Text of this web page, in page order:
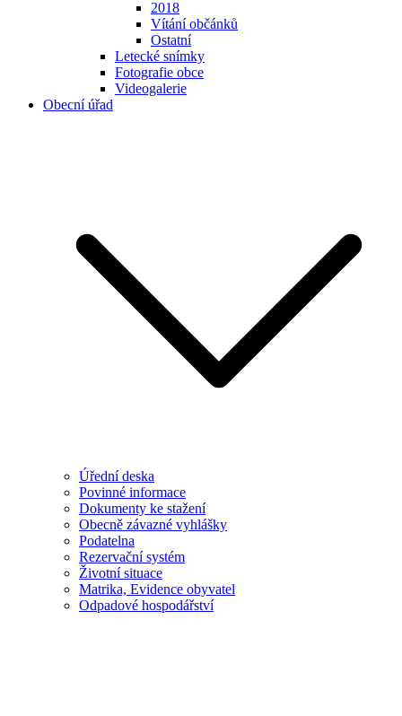
2018
Vítání občánků
Ostatní
Letecké snímky
Fotografie obce
Videogalerie
Obecní úřad
Úřední deska
Povinné informace
Dokumenty ke stažení
Obecně závazné vyhlášky
Podatelna
Rezervační systém
Životní situace
Matrika, Evidence obyvatel
Odpadové hospodářství